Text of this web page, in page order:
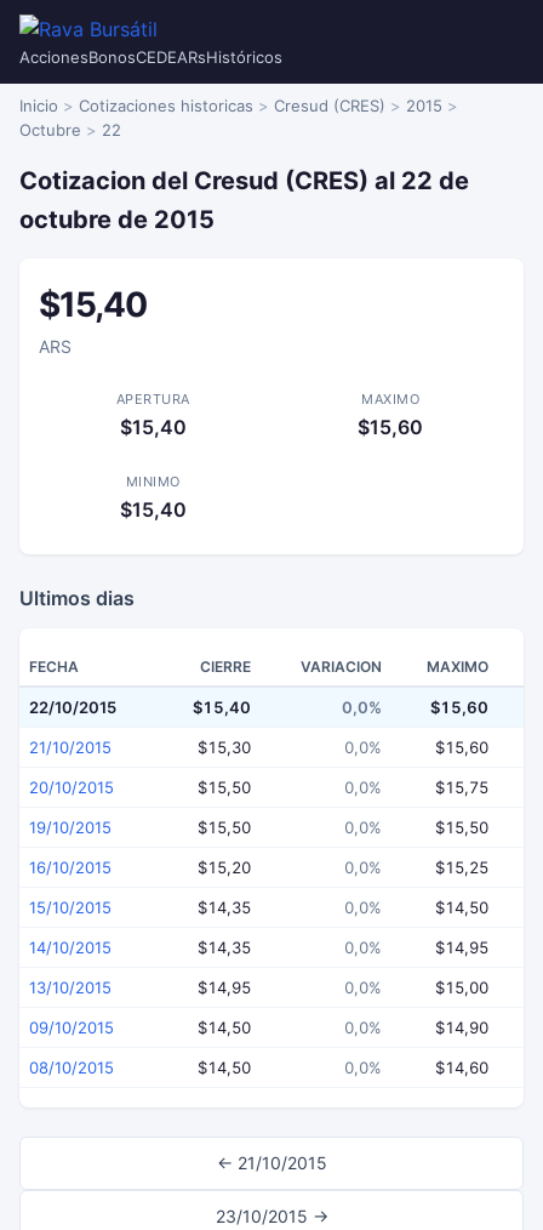
AccionesBonosCEDEARsHistóricos
Inicio Cotizaciones historicas Cresud (CRES)
2015
Octubre
22
Cotizacion del Cresud (CRES) al 22 de
octubre de 2015
$15,40
ARS
APERTURA
$15,40
MAXIMO
$15,60
MINIMO
$15,40
Ultimos dias
FECHA CIERRE VARIACION MAXIMO
22/10/2015 $15,40 0,0% $15,60
21/10/2015 $15,30 0,0% $15,60
20/10/2015 $15,50 0,0% $15,75
19/10/2015 $15,50 0,0% $15,50
16/10/2015 $15,20 0,0% $15,25
15/10/2015 $14,35 0,0% $14,50
14/10/2015 $14,35 0,0% $14,95
13/10/2015 $14,95 0,0% $15,00
09/10/2015 $14,50 0,0% $14,90
08/10/2015 $14,50 0,0% $14,60
← 21/10/2015
23/10/2015 →